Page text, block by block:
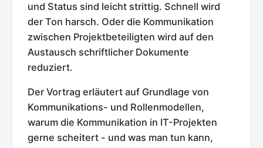
und Status sind leicht strittig. Schnell wird
der Ton harsch. Oder die Kommunikation
zwischen Projektbeteiligten wird auf den
Austausch schriftlicher Dokumente
reduziert.
Der Vortrag erläutert auf Grundlage von
Kommunikations- und Rollenmodellen,
warum die Kommunikation in IT-Projekten
gerne scheitert - und was man tun kann,